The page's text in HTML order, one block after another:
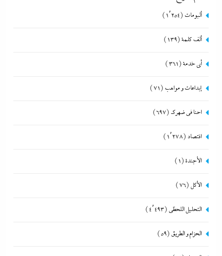
ألبومات (1٬254)
ألف كلمة(139)
أي خدمة(361)
إبداعات و مواهب (71)
احنا في ضهرك (697)
اقتصاد (1٬278)
الأجندة(1)
الأكل (76)
التحليل اللحظي (4٬493)
الحزام و الطريق (59)